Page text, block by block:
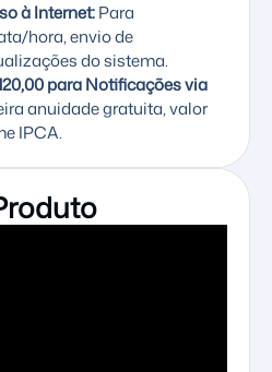
à Internet:Para
hora, envio de
do sistema.
para Notificações via
anuidade gratuita, valor
IPCA.